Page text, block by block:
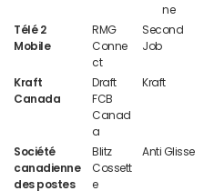
ne
Télé 2
Mobile
RMG
Conne
ct
Second
Job
Kraft
Canada
Draft
FCB
Canad
a
Kraft
Société
canadienne
des postes
Blitz
Cossett
e
Anti Glisse